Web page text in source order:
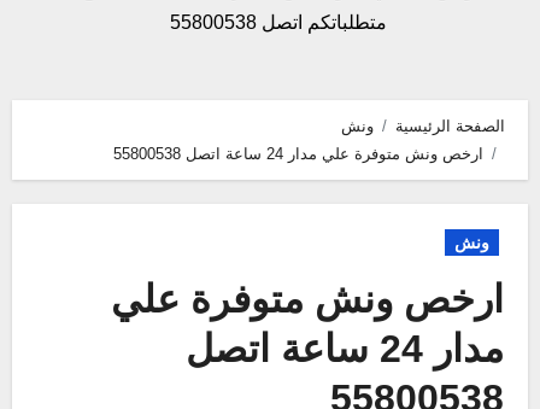
متطلباتكم اتصل 55800538
الصفحة الرئيسية
ونش
ارخص ونش متوفرة علي مدار 24 ساعة اتصل 55800538
ونش
ارخص ونش متوفرة علي
مدار 24 ساعة اتصل
55800538